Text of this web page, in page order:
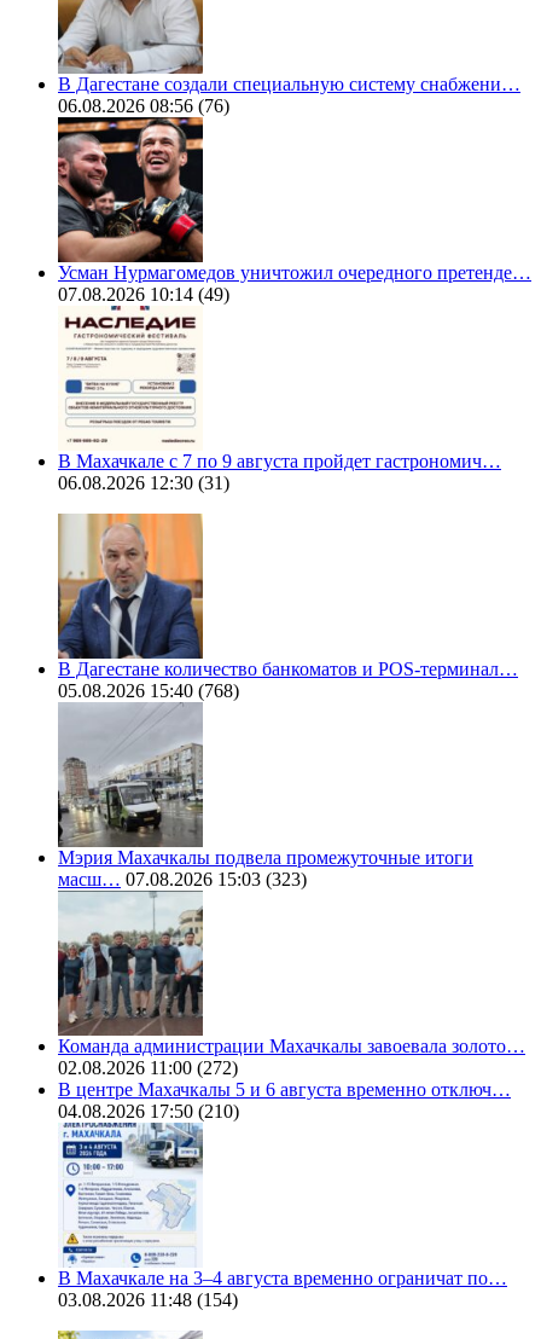
В Дагестане создали специальную систему снабжени…
06.08.2026 08:56 (76)
Усман Нурмагомедов уничтожил очередного претенде…
07.08.2026 10:14 (49)
В Махачкале с 7 по 9 августа пройдет гастрономич…
06.08.2026 12:30 (31)
В Дагестане количество банкоматов и POS-терминал…
05.08.2026 15:40 (768)
Мэрия Махачкалы подвела промежуточные итоги
масш… 07.08.2026 15:03 (323)
Команда администрации Махачкалы завоевала золото…
02.08.2026 11:00 (272)
В центре Махачкалы 5 и 6 августа временно отключ…
04.08.2026 17:50 (210)
В Махачкале на 3–4 августа временно ограничат по…
03.08.2026 11:48 (154)